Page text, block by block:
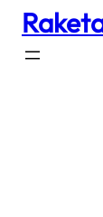
Skip
content